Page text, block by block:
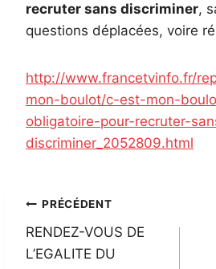
recruter sans discriminer,
questions déplacées, voire
http://www.francetvinfo.fr/
mon-boulot/c-est-mon-
obligatoire-pour-recruter-
discriminer_2052809.html
Navigation
de
PRÉCÉDENT
RENDEZ-VOUS DE
L’EGALITE DU